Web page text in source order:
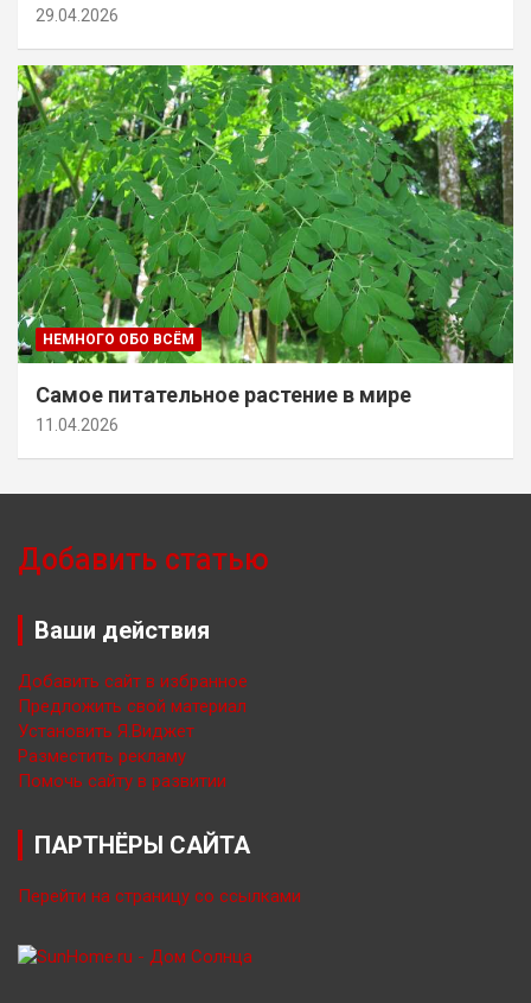
29.04.2026
НЕМНОГО ОБО ВСЁМ
Самое питательное растение в мире
11.04.2026
Добавить статью
Ваши действия
Добавить сайт в избранное
Предложить свой материал
Установить Я.Виджет
Разместить рекламу
Помочь сайту в развитии
ПАРТНЁРЫ САЙТА
Перейти на страницу со ссылками